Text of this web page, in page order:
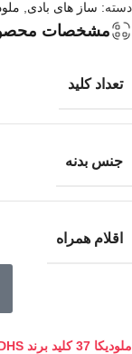
دسته: ساز های بادی
مشخصات
تعداد کلید
جنس بدنه
اقلام همراه
ملودیکا 37 کلید برند DHS